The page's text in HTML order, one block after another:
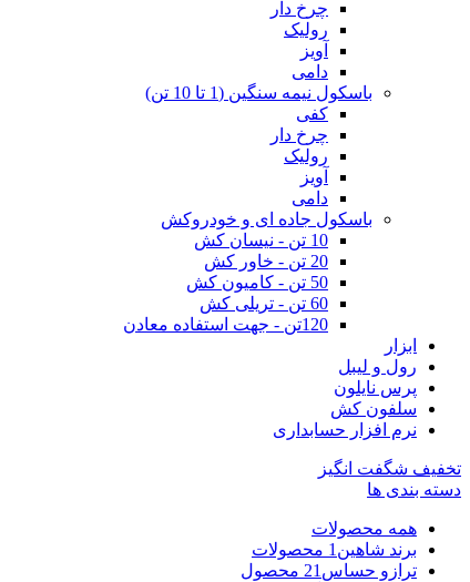
چرخ دار
رولیک
آویز
دامی
باسکول نیمه سنگین (1 تا 10 تن)
کفی
چرخ دار
رولیک
آویز
دامی
باسکول جاده ای و خودروکش
10 تن - نیسان کش
20 تن - خاور کش
50 تن - کامیون کش
60 تن - تریلی کش
120تن - جهت استفاده معادن
ابزار
رول و لیبل
پرس نایلون
سلفون کش
نرم افزار حسابداری
تخفیف شگفت انگیز
دسته بندی ها
همه محصولات
برند شاهین 1 محصولات
ترازو حساس 21 محصول